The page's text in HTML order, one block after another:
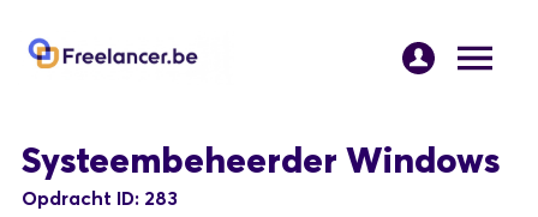
Systeembeheerder Windows
Opdracht ID: 283